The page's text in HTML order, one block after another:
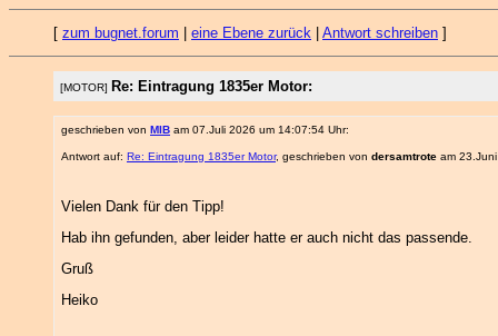
[ zum bugnet.forum eine Ebene zurück Antwort schreiben ]
[MOTOR] Re: Eintragung 1835er Motor:
geschrieben von MIB am 07.Juli 2026 um 14:07:54 Uhr:
Antwort auf: Re: Eintragung 1835er Motor, geschrieben von dersamtrote am
Vielen Dank für den Tipp!
Hab ihn gefunden, aber leider hatte er auch nicht das passende.
Gruß
Heiko